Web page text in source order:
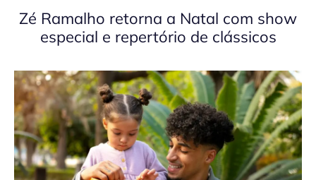
Zé Ramalho retorna a Natal com show
especial e repertório de clássicos